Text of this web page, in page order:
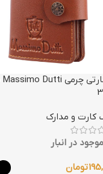
کارت و مدارک
موجود در انبار
تومان